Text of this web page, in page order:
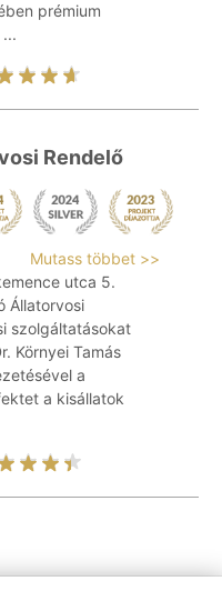
prémium
Rendelő
Mutass többet >>
utca 5.
Állatorvosi
szolgáltatásokat
Környei Tamás
a
a kisállatok